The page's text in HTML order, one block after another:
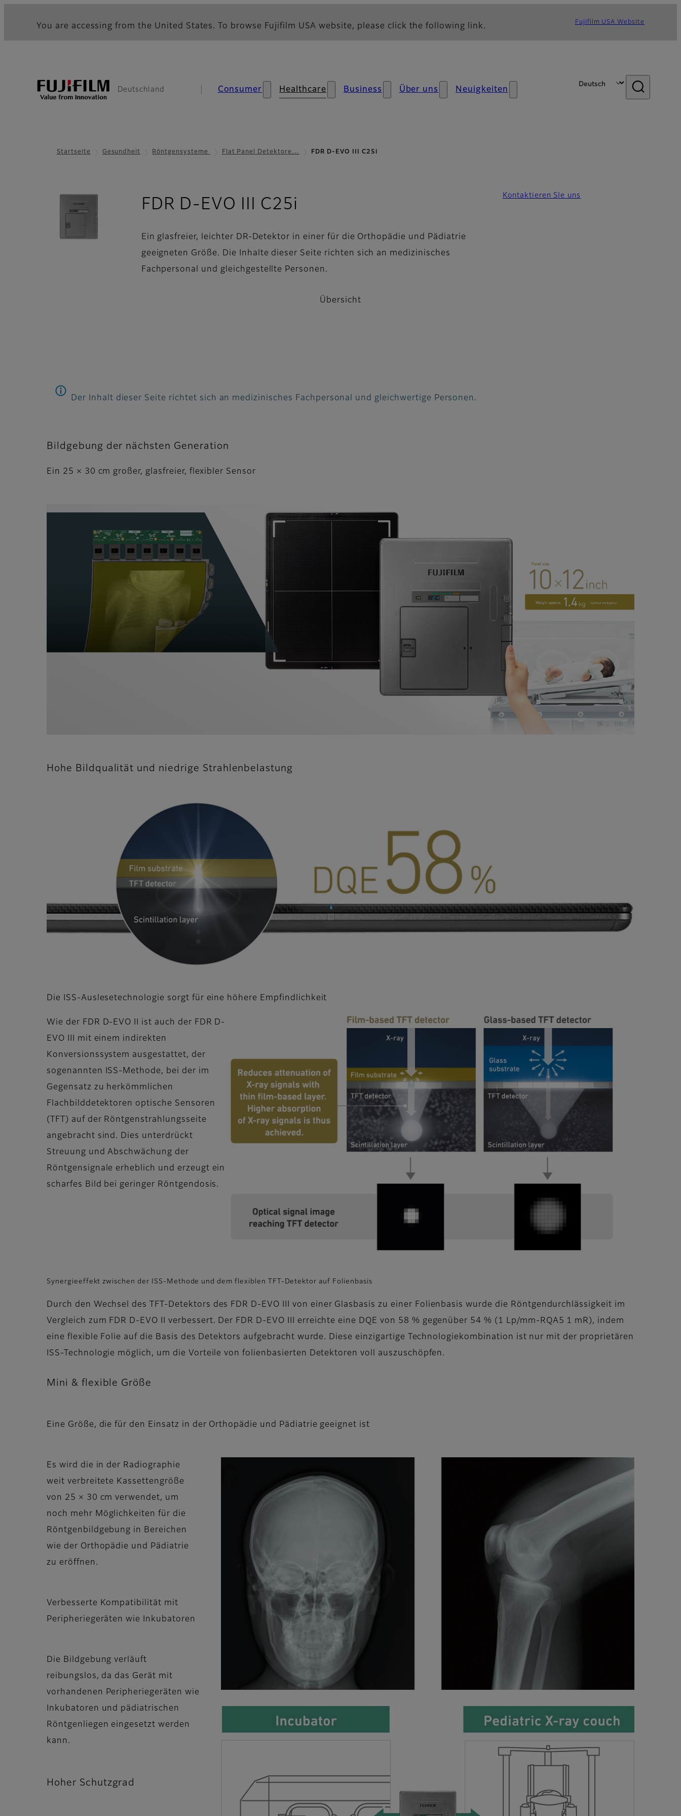
You are accessing from the United States. To browse Fujifilm USA website, please click the following link. Fujifilm USA Website
Deutschland Consumer Healthcare Business Über uns Neuigkeiten
Startseite Gesundheit Röntgensysteme Flat Panel Detektore… FDR D-EVO III C25i
FDR D-EVO III C25i
Ein glasfreier, leichter DR-Detektor in einer für die Orthopädie und Pädiatrie
geeigneten Größe. Die Inhalte dieser Seite richten sich an medizinisches
Fachpersonal und gleichgestellte Personen.
Kontaktieren SIe uns
Übersicht
Der Inhalt dieser Seite richtet sich an medizinisches Fachpersonal und gleichwertige Personen.
Bildgebung der nächsten Generation
Ein 25 × 30 cm großer, glasfreier, flexibler Sensor
Hohe Bildqualität und niedrige Strahlenbelastung
Die ISS-Auslesetechnologie sorgt für eine höhere Empfindlichkeit
Wie der FDR D-EVO II ist auch der FDR D-
EVO III mit einem indirekten
Konversionssystem ausgestattet, der
sogenannten ISS-Methode, bei der im
Gegensatz zu herkömmlichen
Flachbilddetektoren optische Sensoren
(TFT) auf der Röntgenstrahlungsseite
angebracht sind. Dies unterdrückt
Streuung und Abschwächung der
Röntgensignale erheblich und erzeugt ein
scharfes Bild bei geringer Röntgendosis.
Synergieeffekt zwischen der ISS-Methode und dem flexiblen TFT-Detektor auf Folienbasis
Durch den Wechsel des TFT-Detektors des FDR D-EVO III von einer Glasbasis zu einer Folienbasis wurde die Röntgendurchlässigkeit im
Vergleich zum FDR D-EVO II verbessert. Der FDR D-EVO III erreichte eine DQE von 58 % gegenüber 54 % (1 Lp/mm-RQA5 1 mR), indem
eine flexible Folie auf die Basis des Detektors aufgebracht wurde. Diese einzigartige Technologiekombination ist nur mit der proprietären
ISS-Technologie möglich, um die Vorteile von folienbasierten Detektoren voll auszuschöpfen.
Mini & flexible Größe
Eine Größe, die für den Einsatz in der Orthopädie und Pädiatrie geeignet ist
Es wird die in der Radiographie
weit verbreitete Kassettengröße
von 25 × 30 cm verwendet, um
noch mehr Möglichkeiten für die
Röntgenbildgebung in Bereichen
wie der Orthopädie und Pädiatrie
zu eröffnen.
Verbesserte Kompatibilität mit
Peripheriegeräten wie Inkubatoren
Die Bildgebung verläuft
reibungslos, da das Gerät mit
vorhandenen Peripheriegeräten wie
Inkubatoren und pädiatrischen
Röntgenliegen eingesetzt werden
kann.
Hoher Schutzgrad